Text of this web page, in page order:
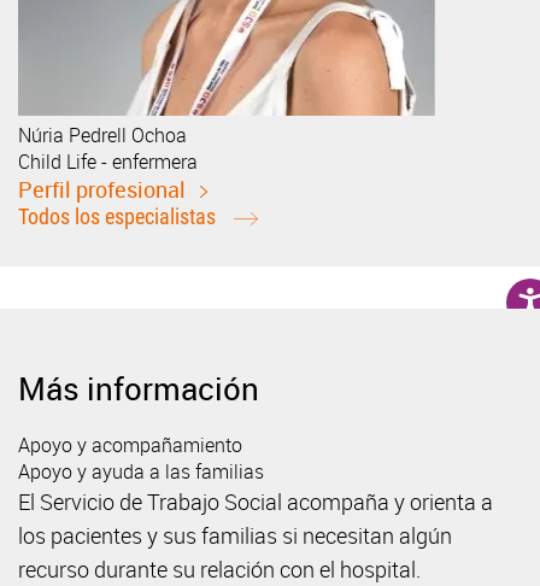
Núria Pedrell Ochoa
Child Life - enfermera
Perfil profesional
Todos los especialistas
Más información
Apoyo y acompañamiento
Apoyo y ayuda a las familias
El Servicio de Trabajo Social acompaña y orienta a
los pacientes y sus familias si necesitan algún
recurso durante su relación con el hospital.